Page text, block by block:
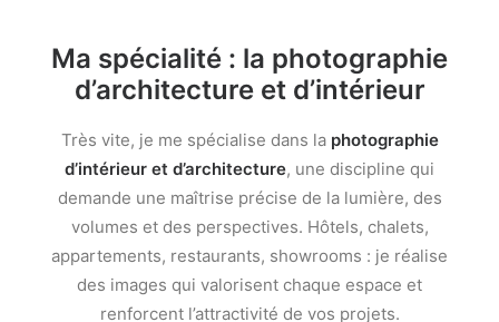
Ma spécialité : la photographie
d’architecture et d’intérieur
Très vite, je me spécialise dans la photographie
d’intérieur et d’architecture, une discipline qui
demande une maîtrise précise de la lumière, des
volumes et des perspectives. Hôtels, chalets,
appartements, restaurants, showrooms : je réalise
des images qui valorisent chaque espace et
renforcent l’attractivité de vos projets.